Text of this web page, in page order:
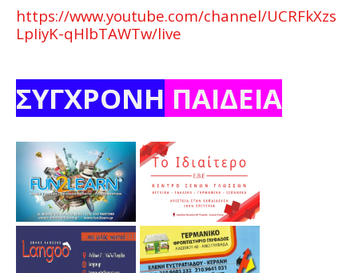
https://www.youtube.com/channel/UCRFkXzs
LpIiyK-qHlbTAWTw/live
ΣΥΓΧΡΟΝΗ ΠΑΙΔΕΙΑ